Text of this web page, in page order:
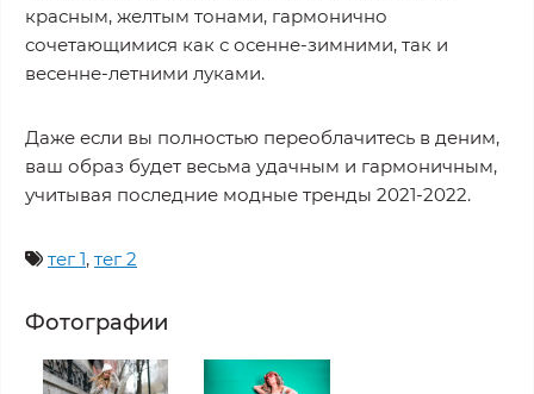
красным, желтым тонами, гармонично
сочетающимися как с осенне-зимними, так и
весенне-летними луками.
Даже если вы полностью переоблачитесь в деним,
ваш образ будет весьма удачным и гармоничным,
учитывая последние модные тренды 2021-2022.
тег 1, тег 2
Фотографии